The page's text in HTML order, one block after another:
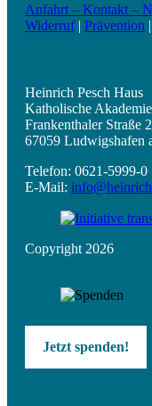
Anfahrt – Kontakt –
Widerruf| Prävention |
Heinrich Pesch Haus
Katholische
Frankenthaler Straße
67059 Ludwigshafen
Telefon: 0621-5999-0
E-Mail:
Copyright 2026
Jetzt spenden!